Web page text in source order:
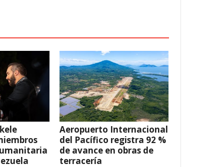
Aeropuerto Internacional
del Pacífico registra 92 %
de avance en obras de
terracería